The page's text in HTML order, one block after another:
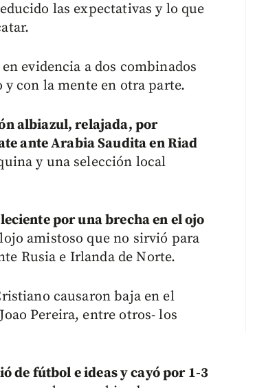
las expectativas y lo que
evidencia a dos combinados
y con la mente en otra parte.
albiazul, relajada, por
ante Arabia Saudita en Riad
y una selección local
por una brecha en el ojo
amistoso que no sirvió para
Rusia e Irlanda de Norte.
causaron baja en el
Pereira, entre otros- los
de fútbol e ideas y cayó por 1-3